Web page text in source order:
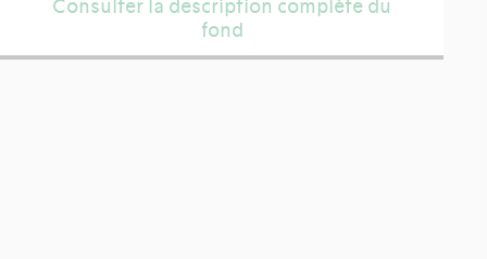
Consulter la description complète du
fond